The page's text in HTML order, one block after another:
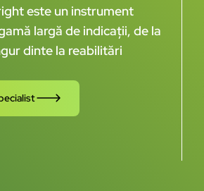
este un instrument
largă de indicații, de la
dinte la reabilitări